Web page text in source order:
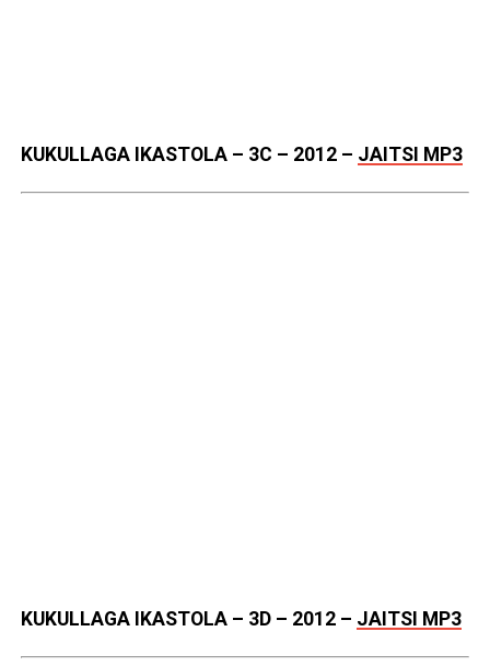
KUKULLAGA IKASTOLA – 3C – 2012– JAITSI MP3
KUKULLAGA IKASTOLA – 3D – 2012– JAITSI MP3